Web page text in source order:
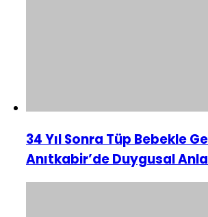
34 Yıl Sonra Tüp Bebekle
Anıtkabir’de Duygusal